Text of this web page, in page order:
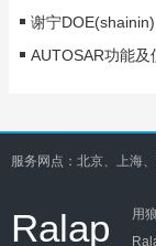
谢宁DOE(shainin)
AUTOSAR功能及
服务网点：北京、上海
Ralap
用